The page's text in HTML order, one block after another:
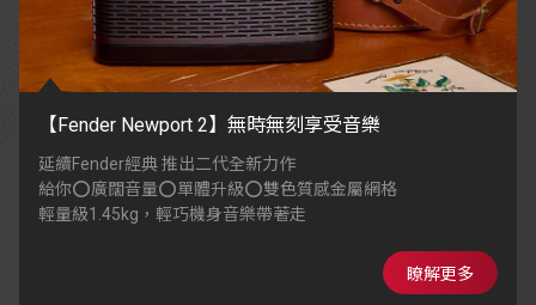
【Fender Newport 2】無時無刻享受音樂
延續Fender經典 推出二代全新力作
給你⭕廣闊音量⭕單體升級⭕雙色質感金屬網格
輕量級1.45kg，輕巧機身音樂帶著走
瞭解更多